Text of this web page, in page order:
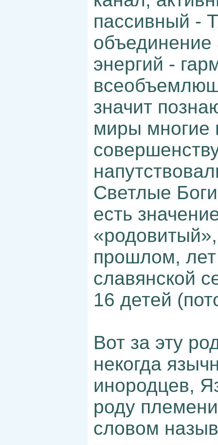
пассивный -
объединение
энергий -
значит
миры многие
Светлые
есть
прошлом,
славянской
16 детей
Вот за эту
некогда
инородцев,
роду
словом